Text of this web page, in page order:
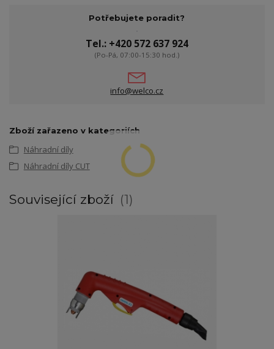
Potřebujete poradit?
Tel.: +420 572 637 924
(Po-Pá, 07:00-15:30 hod.)
info@welco.cz
Zboží zařazeno v kategoriích
Náhradní díly
Náhradní díly CUT
Související zboží 1